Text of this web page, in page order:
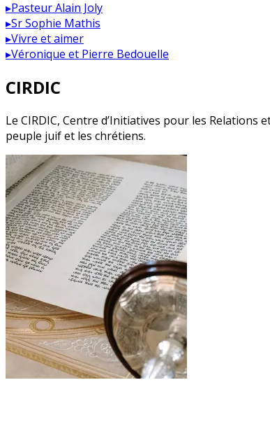
▸Pasteur Alain Joly
▸Sr Sophie Mathis
▸Vivre et aimer
▸Véronique et Pierre Bedouelle
CIRDIC
Le CIRDIC, Centre d’Initiatives pour les
peuple juif et les chrétiens.